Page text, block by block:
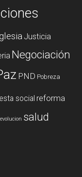
Justicia
Negociación
PND Pobreza
social reforma
salud